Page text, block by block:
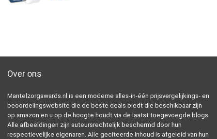
Over ons
Mantelzorgawards.nl is een moderne alles-in-één prijsvergelijkings- en
beoordelingswebsite die de beste deals biedt die beschikbaar zijn
op amazon en u op de hoogte houdt via de laatst toegevoegde blogs.
Alle afbeeldingen zijn auteursrechtelijk beschermd door hun
respectievelijke eigenaren. Alle geciteerde inhoud is afgeleid van hun